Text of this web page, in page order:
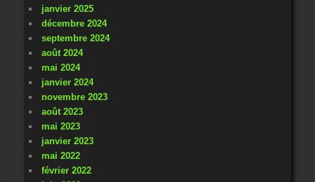
janvier 2025
décembre 2024
septembre 2024
août 2024
mai 2024
janvier 2024
novembre 2023
août 2023
mai 2023
janvier 2023
mai 2022
février 2022